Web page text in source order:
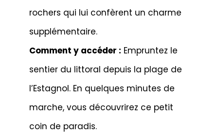
rochers qui lui confèrent un charme
supplémentaire.
Comment y accéder : Empruntez le
sentier du littoral depuis la plage de
l’Estagnol. En quelques minutes de
marche, vous découvrirez ce petit
coin de paradis.